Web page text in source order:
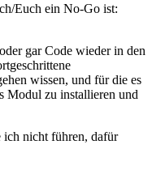
Euch ein No-Go ist:
gar Code wieder in den
wissen, und für die es
Modul zu installieren und
nicht führen, dafür